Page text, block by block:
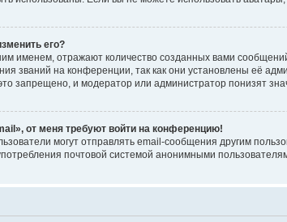
его?
именем, отражают количество созданных вами
званий на конференции, так как они установлены её
запрещено, и модератор или администратор понизят
от меня требуют войти на конференцию!
могут отправлять email-сообщения другим
почтовой системой анонимными